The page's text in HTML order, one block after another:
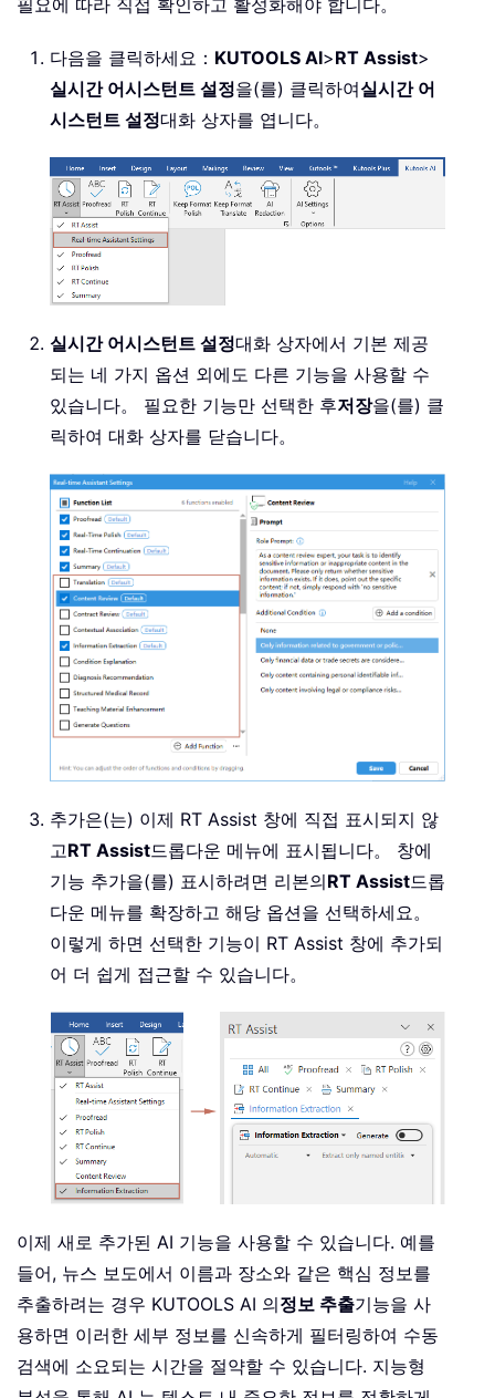
다음을 클릭하세요： KUTOOLS AI>RT Assist>
실시간 어시스턴트 설정을(를) 클릭하여실시간 어
시스턴트 설정대화 상자를 엽니다。
실시간 어시스턴트 설정대화 상자에서 기본 제공
되는 네 가지 옵션 외에도 다른 기능을 사용할 수
있습니다。 필요한 기능만 선택한 후저장을(를) 클
릭하여 대화 상자를 닫습니다。
추가은(는) 이제 RT Assist 창에 직접 표시되지 않
고RT Assist드롭다운 메뉴에 표시됩니다。 창에
기능 추가을(를) 표시하려면 리본의RT Assist드롭
다운 메뉴를 확장하고 해당 옵션을 선택하세요。
이렇게 하면 선택한 기능이 RT Assist 창에 추가되
어 더 쉽게 접근할 수 있습니다。
이제 새로 추가된 AI 기능을 사용할 수 있습니다. 예를
들어, 뉴스 보도에서 이름과 장소와 같은 핵심 정보를
추출하려는 경우 KUTOOLS AI 의정보 추출기능을 사
용하면 이러한 세부 정보를 신속하게 필터링하여 수동
검색에 소요되는 시간을 절약할 수 있습니다. 지능형